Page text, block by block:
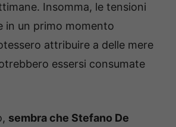
Insomma, le tensioni
in un primo momento
attribuire a delle mere
essersi consumate
sembra che Stefano De